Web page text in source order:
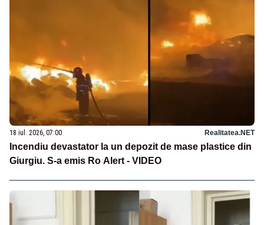
18 iul. 2026, 07:00 Realitatea.NET
Incendiu devastator la un depozit de mase plastice din
Giurgiu. S-a emis Ro Alert - VIDEO